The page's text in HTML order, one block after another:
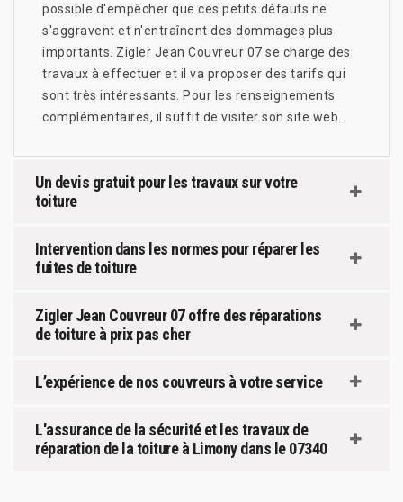
possible d'empêcher que ces petits défauts ne
s'aggravent et n'entraînent des dommages plus
importants. Zigler Jean Couvreur 07 se charge des
travaux à effectuer et il va proposer des tarifs qui
sont très intéressants. Pour les renseignements
complémentaires, il suffit de visiter son site web.
Un devis gratuit pour les travaux sur votre
toiture
Intervention dans les normes pour réparer les
fuites de toiture
Zigler Jean Couvreur 07 offre des réparations
de toiture à prix pas cher
L’expérience de nos couvreurs à votre service
L'assurance de la sécurité et les travaux de
réparation de la toiture à Limony dans le 07340